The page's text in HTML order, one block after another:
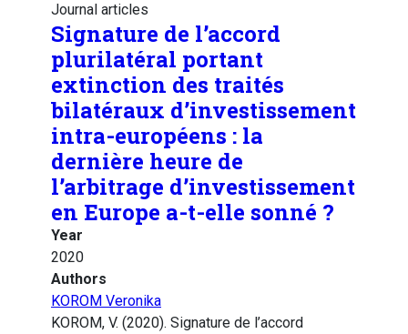
Journal articles
Signature de l’accord
plurilatéral portant
extinction des traités
bilatéraux d’investissement
intra-européens : la
dernière heure de
l’arbitrage d’investissement
en Europe a-t-elle sonné ?
Year
2020
Authors
KOROM Veronika
KOROM, V. (2020). Signature de l’accord